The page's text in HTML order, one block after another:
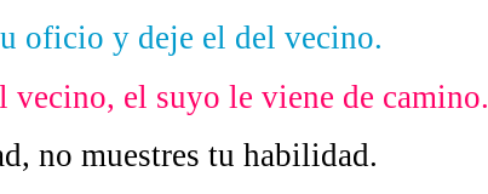
oficio y deje el del vecino.
vecino, el suyo le viene de camino.
no muestres tu habilidad.